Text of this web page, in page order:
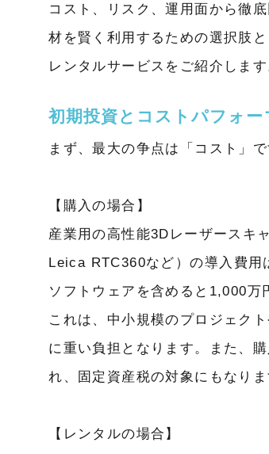
コスト、リスク、運用面から徹
材を賢く利用するための選択肢
レンタルサービスをご紹介します
初期投資とコストパフォ
まず、最大の争点は「コスト」で
【購入の場合】
産業用の高性能3Dレーザースキ
Leica RTC360など）の導入費用
ソフトウェアを含めると1,000万
これは、中小規模のプロジェク
に重い負担となります。また、
れ、固定資産税の対象にもなりま
【レンタルの場合】